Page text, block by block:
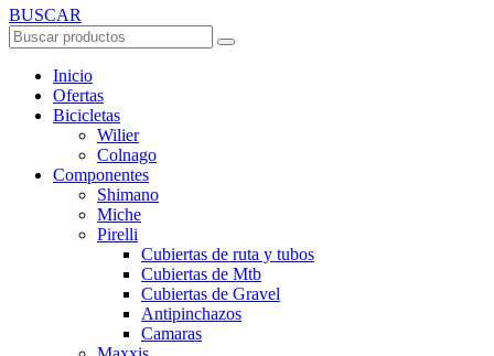
BUSCAR
Inicio
Ofertas
Bicicletas
Wilier
Colnago
Componentes
Shimano
Miche
Pirelli
Cubiertas de ruta y tubos
Cubiertas de Mtb
Cubiertas de Gravel
Antipinchazos
Camaras